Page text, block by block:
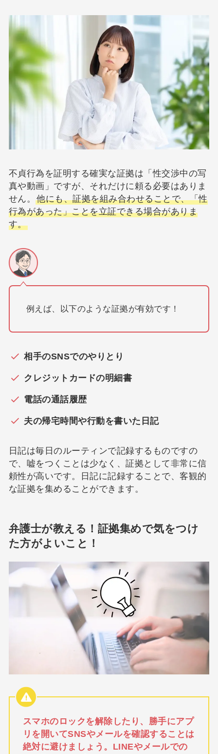
不貞行為を証明する確実な証拠は「性交渉中の写
真や動画」ですが、それだけに頼る必要はありま
せん。他にも、証拠を組み合わせることで、「性
行為があった」ことを立証できる場合がありま
す。
例えば、以下のような証拠が有効です！
相手のSNSでのやりとり
クレジットカードの明細書
電話の通話履歴
夫の帰宅時間や行動を書いた日記
日記は毎日のルーティンで記録するものですの
で、嘘をつくことは少なく、証拠として非常に信
頼性が高いです。日記に記録することで、客観的
な証拠を集めることができます。
弁護士が教える！証拠集めで気をつけ
た方がよいこと！
スマホのロックを解除したり、勝手にアプ
リを開いてSNSやメールを確認することは
絶対に避けましょう。LINEやメールでの